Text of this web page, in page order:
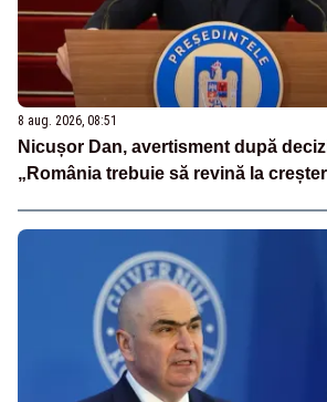
8 aug. 2026, 08:51
Nicușor Dan, avertisment după
„România trebuie să revină la